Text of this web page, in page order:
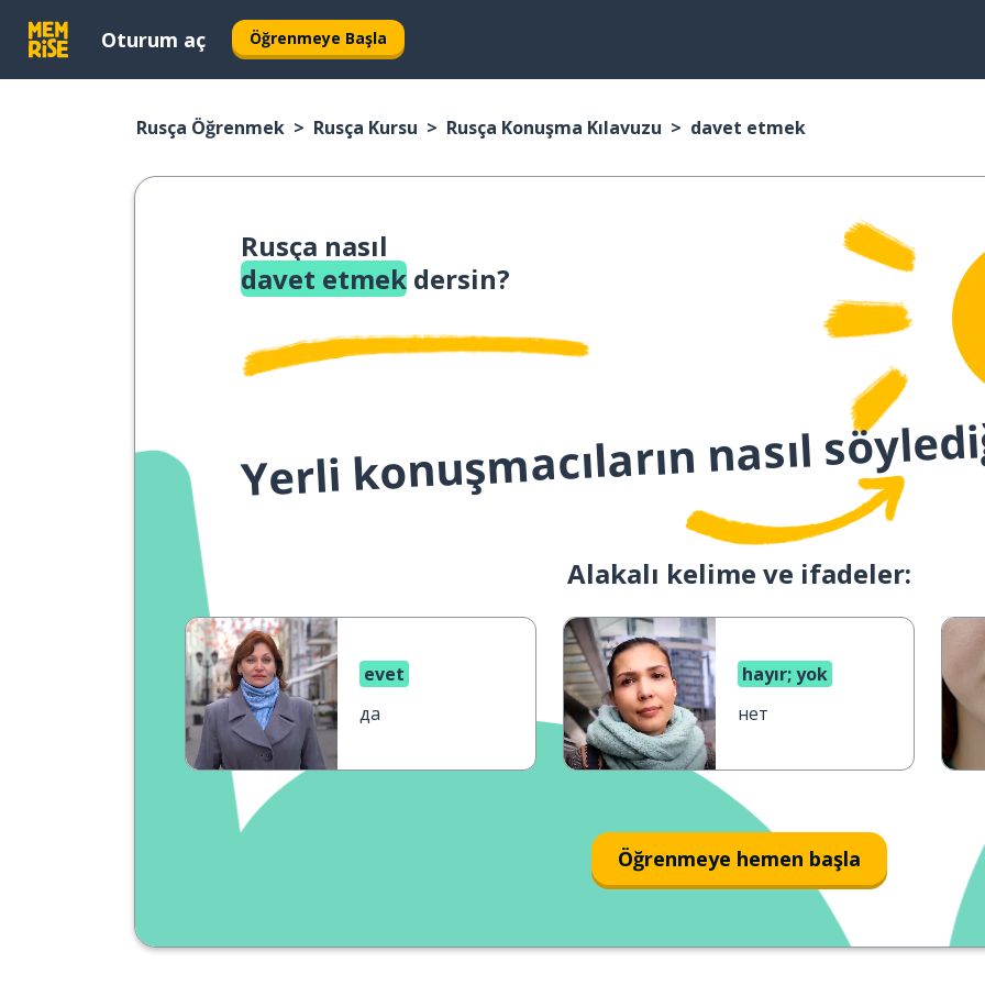
Oturum aç Öğrenmeye Başla
Rusça Öğrenmek Rusça Kursu Rusça Konuşma Kılavuzu davet etmek
Rusça nasıl
davet etmek dersin?
Yerli konuşmacıların nasıl
Alakalı kelime ve ifadeler:
evet
да
hayır; yok
нет
Öğrenmeye hemen başla